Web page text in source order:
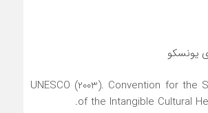
یونسکو
UNESCO (2003). Convention for the
of the Intangible Cultural